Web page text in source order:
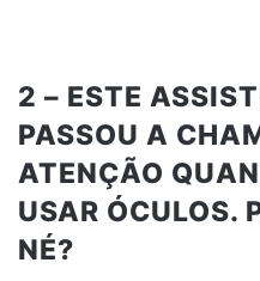
2 – ESTE
PASSOU A
ATENÇÃO
USAR ÓCULOS.
NÉ?